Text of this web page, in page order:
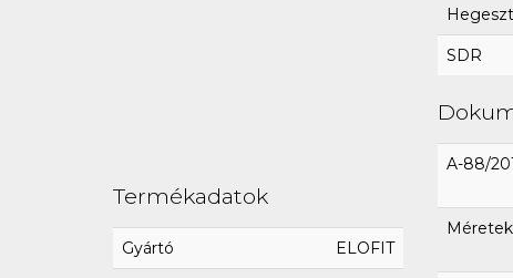
SDR
A-88/
Termékadatok
Gyártó ELOFIT